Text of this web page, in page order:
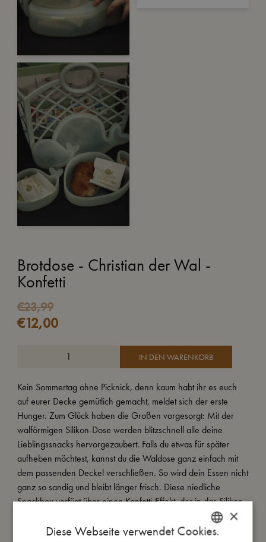
Brotdose - Christian der Wal -
Konfetti
€23,99
€12,00
IN DEN WARENKORB
Kein Sommertag ohne Picknick, denn kaum habt ihr es euch
auf eurer Decke gemütlich gemacht, meldet sich der erste
Hunger. Zum Glück haben die Großen vorgesorgt: Mit der
walförmigen Silikon-Dose werden blitzschnell alle deine
Lieblingssnacks hervorgezaubert. Falls du etwas für später
aufheben möchtest, kannst du die Waldose ganz einfach mit
dem passenden Deckel verschließen. So wird dein Essen nicht
ganz so sandig und bleibt länger frisch. Diese niedliche
Snackbox verfügt über einen Konfetti-Effekt, der in das Silikon
eingebettet ist und jedes Picknick zu einem festlichen Anlass
×
Diese Webseite verwendet Cookies.